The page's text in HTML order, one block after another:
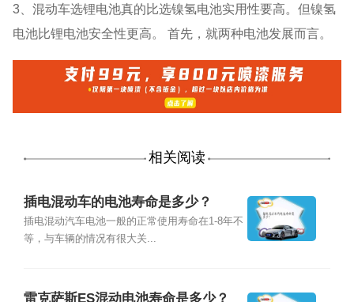
3、混动车选锂电池真的比选镍氢电池实用性要高。但镍氢
电池比锂电池安全性更高。 首先，就两种电池发展而言。
相关阅读
插电混动车的电池寿命是多少？
插电混动汽车电池一般的正常使用寿命在1-8年不
等，与车辆的情况有很大关...
雷克萨斯ES混动电池寿命是多少？